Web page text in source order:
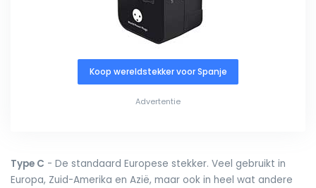
Koop wereldstekker voor Spanje
Advertentie
Type C - De standaard Europese stekker. Veel gebruikt in
Europa, Zuid-Amerika en Azië, maar ook in heel wat andere